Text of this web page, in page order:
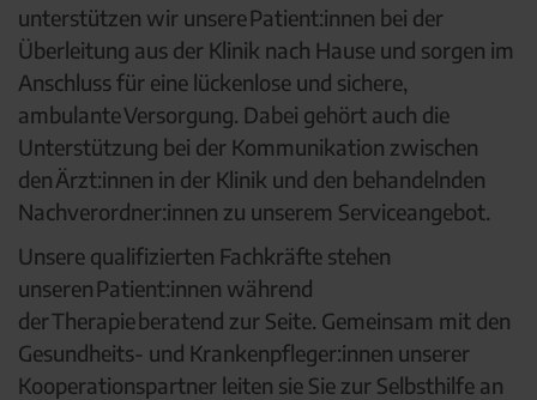
unterstützen wir unsere Patient:innen bei der
Überleitung aus der Klinik nach Hause und sorgen im
Anschluss für eine lückenlose und sichere,
ambulante Versorgung. Dabei gehört auch die
Unterstützung bei der Kommunikation zwischen
den Ärzt:innen in der Klinik und den behandelnden
Nachverordner:innen zu unserem Serviceangebot.
Unsere qualifizierten Fachkräfte stehen
unseren Patient:innen während
der Therapie beratend zur Seite. Gemeinsam mit den
Gesundheits- und Krankenpfleger:innen unserer
Kooperationspartner leiten sie Sie zur Selbsthilfe an